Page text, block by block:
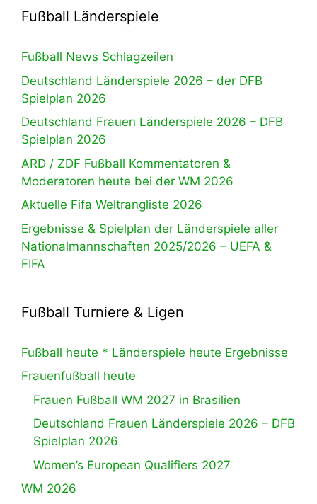
Fußball Länderspiele
Fußball News Schlagzeilen
Deutschland Länderspiele 2026 – der DFB
Spielplan 2026
Deutschland Frauen Länderspiele 2026 – DFB
Spielplan 2026
ARD / ZDF Fußball Kommentatoren &
Moderatoren heute bei der WM 2026
Aktuelle Fifa Weltrangliste 2026
Ergebnisse & Spielplan der Länderspiele aller
Nationalmannschaften 2025/2026 – UEFA &
FIFA
Fußball Turniere & Ligen
Fußball heute * Länderspiele heute Ergebnisse
Frauenfußball heute
Frauen Fußball WM 2027 in Brasilien
Deutschland Frauen Länderspiele 2026 – DFB
Spielplan 2026
Women’s European Qualifiers 2027
WM 2026